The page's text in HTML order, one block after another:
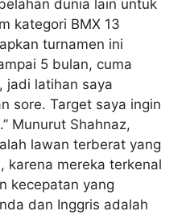
dunia lain untuk
kategori BMX 13
turnamen ini
5 bulan, cuma
jadi latihan saya
sore. Target saya ingin
Munurut Shahnaz,
lawan terberat yang
karena mereka terkenal
kecepatan yang
dan Inggris adalah